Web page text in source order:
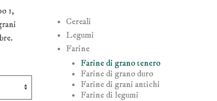
1,
Cereali
Legumi
Farine
Farine di grano tenero
Farine di grano duro
Farine di grani antichi
Farine di legumi